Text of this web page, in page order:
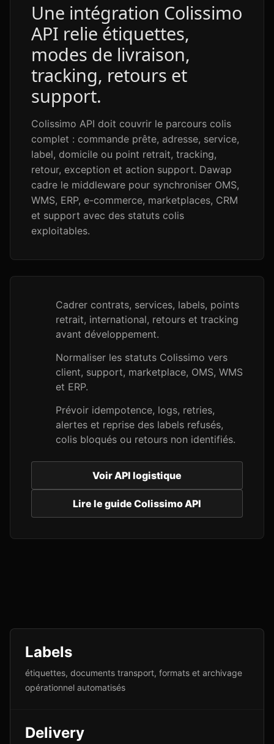
Une intégration Colissimo
API relie étiquettes,
modes de livraison,
tracking, retours et
support.
Colissimo API doit couvrir le parcours colis
complet : commande prête, adresse, service,
label, domicile ou point retrait, tracking,
retour, exception et action support. Dawap
cadre le middleware pour synchroniser OMS,
WMS, ERP, e-commerce, marketplaces, CRM
et support avec des statuts colis
exploitables.
Cadrer contrats, services, labels, points
retrait, international, retours et tracking
avant développement.
Normaliser les statuts Colissimo vers
client, support, marketplace, OMS, WMS
et ERP.
Prévoir idempotence, logs, retries,
alertes et reprise des labels refusés,
colis bloqués ou retours non identifiés.
Voir API logistique
Lire le guide Colissimo API
Labels
étiquettes, documents transport, formats et archivage
opérationnel automatisés
Delivery